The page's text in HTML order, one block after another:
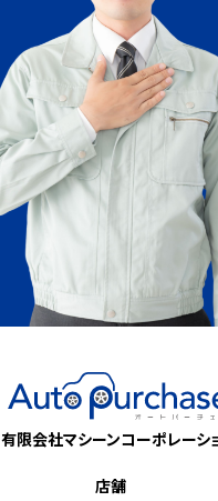
有限会社マシーンコーポレーシ
店舗